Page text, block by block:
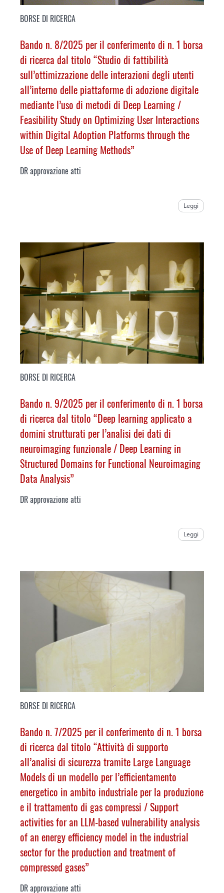
BORSE DI RICERCA
Bando n. 8/2025 per il conferimento di n. 1 borsa
di ricerca dal titolo “Studio di fattibilità
sull’ottimizzazione delle interazioni degli utenti
all’interno delle piattaforme di adozione digitale
mediante l’uso di metodi di Deep Learning /
Feasibility Study on Optimizing User Interactions
within Digital Adoption Platforms through the
Use of Deep Learning Methods”
DR approvazione atti
Leggi
BORSE DI RICERCA
Bando n. 9/2025 per il conferimento di n. 1 borsa
di ricerca dal titolo “Deep learning applicato a
domini strutturati per l’analisi dei dati di
neuroimaging funzionale / Deep Learning in
Structured Domains for Functional Neuroimaging
Data Analysis”
DR approvazione atti
Leggi
BORSE DI RICERCA
Bando n. 7/2025 per il conferimento di n. 1 borsa
di ricerca dal titolo “Attività di supporto
all’analisi di sicurezza tramite Large Language
Models di un modello per l’efficientamento
energetico in ambito industriale per la produzione
e il trattamento di gas compressi /Support
activities for an LLM-based vulnerability analysis
of an energy efficiency model in the industrial
sector for the production and treatment of
compressed gases”
DR approvazione atti